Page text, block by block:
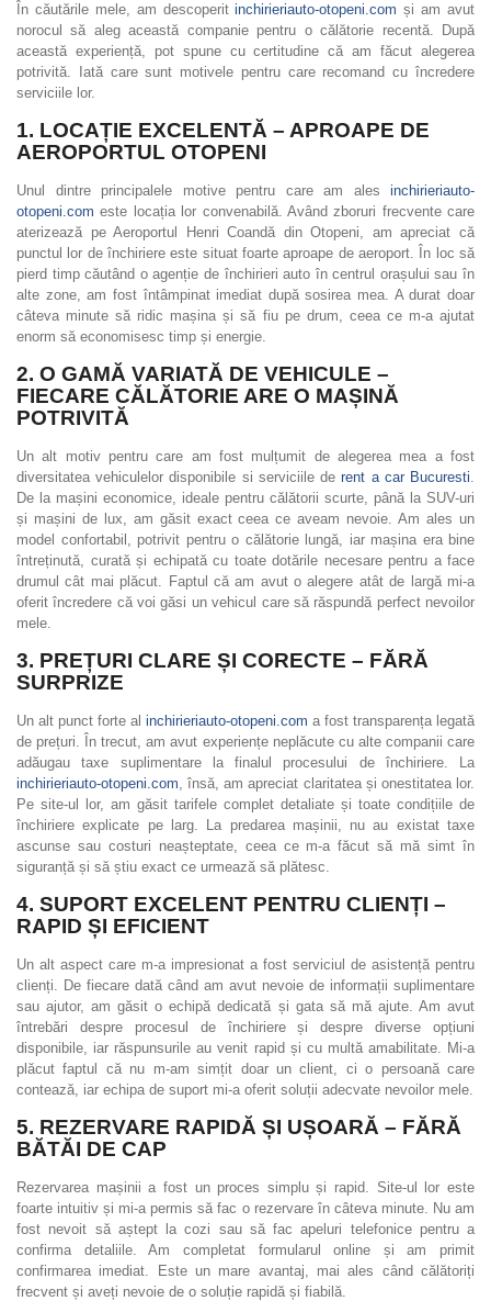
În căutările mele, am descoperitinchirieriauto-otopeni.com și am avut
norocul să aleg această companie pentru o călătorie recentă. După
această experiență, pot spune cu certitudine că am făcut alegerea
potrivită. Iată care sunt motivele pentru care recomand cu încredere
serviciile lor.
1. LOCAȚIE EXCELENTĂ – APROAPE DE
AEROPORTUL OTOPENI
Unul dintre principalele motive pentru care am ales inchirieriauto-
otopeni.com este locația lor convenabilă. Având zboruri frecvente care
aterizează pe Aeroportul Henri Coandă din Otopeni, am apreciat că
punctul lor de închiriere este situat foarte aproape de aeroport. În loc să
pierd timp căutând o agenție de închirieri auto în centrul orașului sau în
alte zone, am fost întâmpinat imediat după sosirea mea. A durat doar
câteva minute să ridic mașina și să fiu pe drum, ceea ce m-a ajutat
enorm să economisesc timp și energie.
2. O GAMĂ VARIATĂ DE VEHICULE –
FIECARE CĂLĂTORIE ARE O MAȘINĂ
POTRIVITĂ
Un alt motiv pentru care am fost mulțumit de alegerea mea a fost
diversitatea vehiculelor disponibile si serviciile derent a car Bucuresti.
De la mașini economice, ideale pentru călătorii scurte, până la SUV-uri
și mașini de lux, am găsit exact ceea ce aveam nevoie. Am ales un
model confortabil, potrivit pentru o călătorie lungă, iar mașina era bine
întreținută, curată și echipată cu toate dotările necesare pentru a face
drumul cât mai plăcut. Faptul că am avut o alegere atât de largă mi-a
oferit încredere că voi găsi un vehicul care să răspundă perfect nevoilor
mele.
3. PREȚURI CLARE ȘI CORECTE – FĂRĂ
SURPRIZE
Un alt punct forte al inchirieriauto-otopeni.com a fost transparența legată
de prețuri. În trecut, am avut experiențe neplăcute cu alte companii care
adăugau taxe suplimentare la finalul procesului de închiriere. La
inchirieriauto-otopeni.com, însă, am apreciat claritatea și onestitatea lor.
Pe site-ul lor, am găsit tarifele complet detaliate și toate condițiile de
închiriere explicate pe larg. La predarea mașinii, nu au existat taxe
ascunse sau costuri neașteptate, ceea ce m-a făcut să mă simt în
siguranță și să știu exact ce urmează să plătesc.
4. SUPORT EXCELENT PENTRU CLIENȚI –
RAPID ȘI EFICIENT
Un alt aspect care m-a impresionat a fost serviciul de asistență pentru
clienți. De fiecare dată când am avut nevoie de informații suplimentare
sau ajutor, am găsit o echipă dedicată și gata să mă ajute. Am avut
întrebări despre procesul de închiriere și despre diverse opțiuni
disponibile, iar răspunsurile au venit rapid și cu multă amabilitate. Mi-a
plăcut faptul că nu m-am simțit doar un client, ci o persoană care
contează, iar echipa de suport mi-a oferit soluții adecvate nevoilor mele.
5. REZERVARE RAPIDĂ ȘI UȘOARĂ – FĂRĂ
BĂTĂI DE CAP
Rezervarea mașinii a fost un proces simplu și rapid. Site-ul lor este
foarte intuitiv și mi-a permis să fac o rezervare în câteva minute. Nu am
fost nevoit să aștept la cozi sau să fac apeluri telefonice pentru a
confirma detaliile. Am completat formularul online și am primit
confirmarea imediat. Este un mare avantaj, mai ales când călătoriți
frecvent și aveți nevoie de o soluție rapidă și fiabilă.